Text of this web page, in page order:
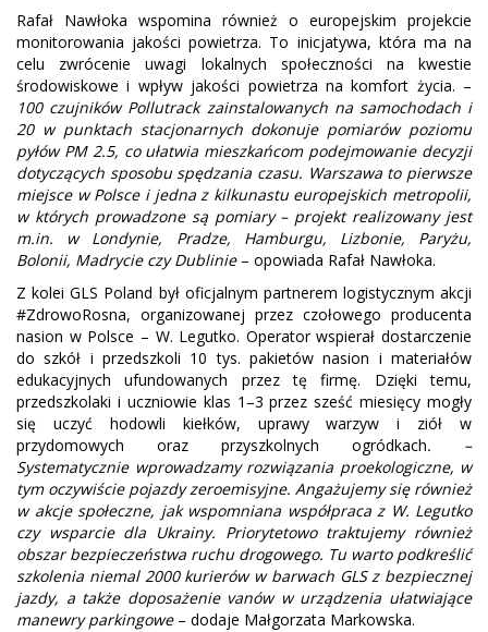
Rafał Nawłoka wspomina również o europejskim projekcie
monitorowania jakości powietrza. To inicjatywa, która ma na
celu zwrócenie uwagi lokalnych społeczności na kwestie
środowiskowe i wpływ jakości powietrza na komfort życia. –
100 czujników Pollutrack zainstalowanych na samochodach i
20 w punktach stacjonarnych dokonuje pomiarów poziomu
pyłów PM 2.5, co ułatwia mieszkańcom podejmowanie decyzji
dotyczących sposobu spędzania czasu. Warszawa to pierwsze
miejsce w Polsce i jedna z kilkunastu europejskich metropolii,
w których prowadzone są pomiary – projekt realizowany jest
m.in. w Londynie, Pradze, Hamburgu, Lizbonie, Paryżu,
Bolonii, Madrycie czy Dublinie– opowiada Rafał Nawłoka.
Z kolei GLS Poland był oficjalnym partnerem logistycznym akcji
#ZdrowoRosna, organizowanej przez czołowego producenta
nasion w Polsce – W. Legutko. Operator wspierał dostarczenie
do szkół i przedszkoli 10 tys. pakietów nasion i materiałów
edukacyjnych ufundowanych przez tę firmę. Dzięki temu,
przedszkolaki i uczniowie klas 1–3 przez sześć miesięcy mogły
się uczyć hodowli kiełków, uprawy warzyw i ziół w
przydomowych oraz przyszkolnych ogródkach. –
Systematycznie wprowadzamy rozwiązania proekologiczne, w
tym oczywiście pojazdy zeroemisyjne. Angażujemy się również
w akcje społeczne, jak wspomniana współpraca z W. Legutko
czy wsparcie dla Ukrainy. Priorytetowo traktujemy również
obszar bezpieczeństwa ruchu drogowego. Tu warto podkreślić
szkolenia niemal 2000 kurierów w barwach GLS z bezpiecznej
jazdy, a także doposażenie vanów w urządzenia ułatwiające
manewry parkingowe– dodaje Małgorzata Markowska.